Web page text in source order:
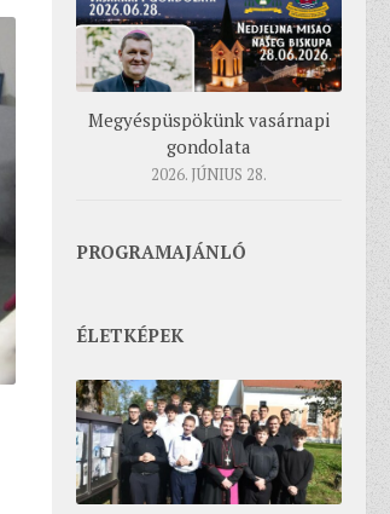
Megyéspüspökünk vasárnapi
gondolata
2026. JÚNIUS 28.
PROGRAMAJÁNLÓ
ÉLETKÉPEK